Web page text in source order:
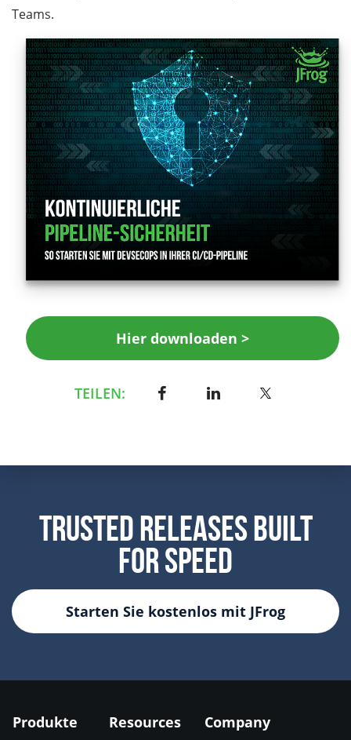
Teams.
Hier downloaden >
TEILEN:
Trusted Releases Built
For Speed
Starten Sie kostenlos mit JFrog
Produkte Resources Company